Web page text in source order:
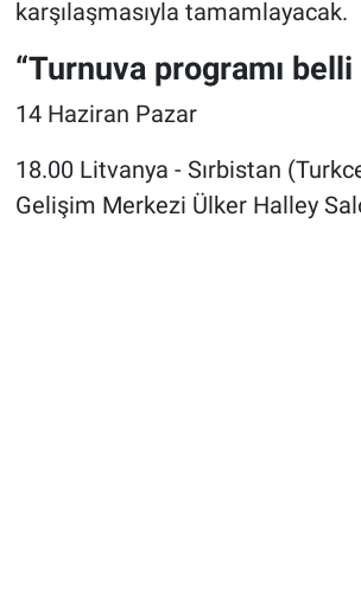
karşılaşmasıyla tamamlayacak.
“Turnuva programı belli
14 Haziran Pazar
18.00 Litvanya - Sırbistan
Gelişim Merkezi Ülker Halley